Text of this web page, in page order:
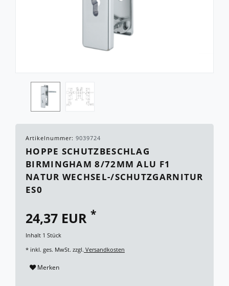
Artikelnummer: 9039724
HOPPE SCHUTZBESCHLAG
BIRMINGHAM 8/72MM ALU F1
NATUR WECHSEL-/SCHUTZGARNITUR
ES0
24,37 EUR *
Inhalt 1 Stück
* inkl. ges. MwSt. zzgl. Versandkosten
Merken